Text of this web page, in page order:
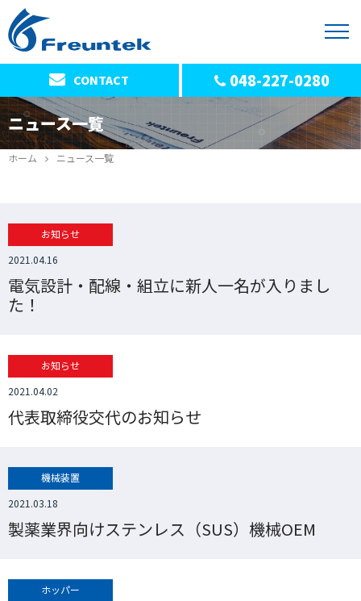
CONTACT 048-227-0280
ニュース一覧
ホーム ニュース一覧
お知らせ
2021.04.16
電気設計・配線・組立に新人一名が入りまし
た！
お知らせ
2021.04.02
代表取締役交代のお知らせ
機械装置
2021.03.18
製薬業界向けステンレス（SUS）機械OEM
ホッパー